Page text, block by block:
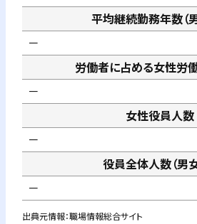
平均継続勤務年数（
－
労働者に占める女性労
－
女性役員人数
－
役員全体人数（男
－
出典元情報：職場情報総合サイト